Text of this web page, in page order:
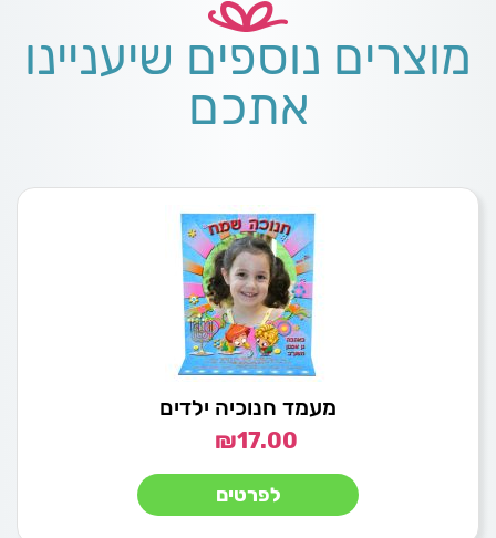
מוצרים נוספים שיעניינו
אתכם
מעמד חנוכיה ילדים
₪17.00
לפרטים